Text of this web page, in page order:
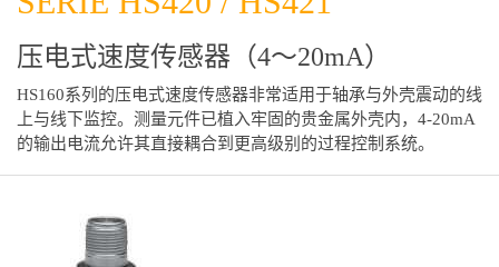
压电式速度传感器（4～20mA）
HS160系列的压电式速度传感器非常适用于轴承与外壳震动的线
上与线下监控。测量元件已植入牢固的贵金属外壳内，4-20mA
的输出电流允许其直接耦合到更高级别的过程控制系统。